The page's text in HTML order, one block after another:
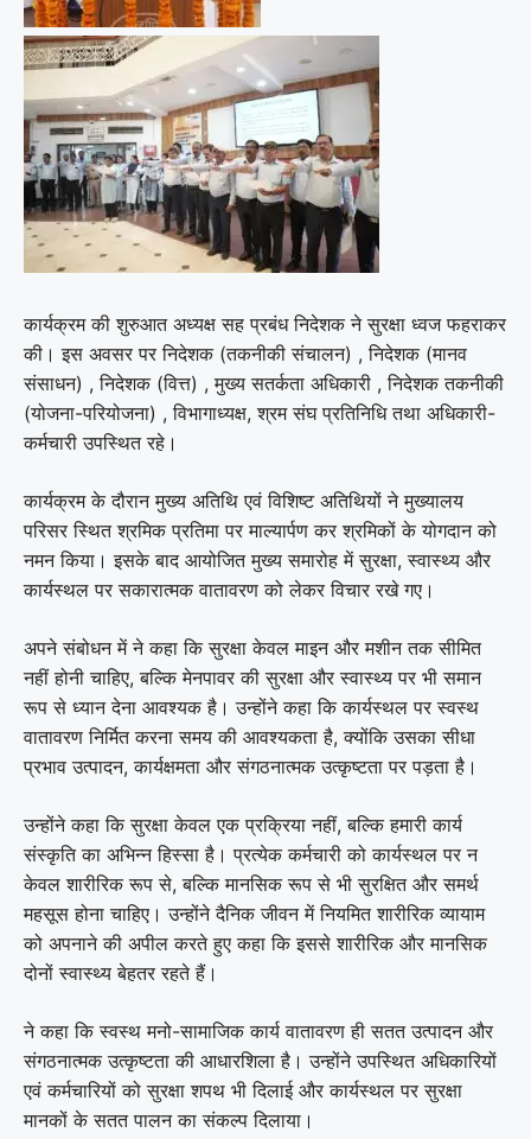
कार्यक्रम की शुरुआत अध्यक्ष सह प्रबंध निदेशक ने सुरक्षा ध्वज फहराकर
की। इस अवसर पर निदेशक (तकनीकी संचालन) , निदेशक (मानव
संसाधन) , निदेशक (वित्त) , मुख्य सतर्कता अधिकारी , निदेशक तकनीकी
(योजना-परियोजना) , विभागाध्यक्ष, श्रम संघ प्रतिनिधि तथा अधिकारी-
कर्मचारी उपस्थित रहे।
कार्यक्रम के दौरान मुख्य अतिथि एवं विशिष्ट अतिथियों ने मुख्यालय
परिसर स्थित श्रमिक प्रतिमा पर माल्यार्पण कर श्रमिकों के योगदान को
नमन किया। इसके बाद आयोजित मुख्य समारोह में सुरक्षा, स्वास्थ्य और
कार्यस्थल पर सकारात्मक वातावरण को लेकर विचार रखे गए।
अपने संबोधन में ने कहा कि सुरक्षा केवल माइन और मशीन तक सीमित
नहीं होनी चाहिए, बल्कि मेनपावर की सुरक्षा और स्वास्थ्य पर भी समान
रूप से ध्यान देना आवश्यक है। उन्होंने कहा कि कार्यस्थल पर स्वस्थ
वातावरण निर्मित करना समय की आवश्यकता है, क्योंकि उसका सीधा
प्रभाव उत्पादन, कार्यक्षमता और संगठनात्मक उत्कृष्टता पर पड़ता है।
उन्होंने कहा कि सुरक्षा केवल एक प्रक्रिया नहीं, बल्कि हमारी कार्य
संस्कृति का अभिन्न हिस्सा है। प्रत्येक कर्मचारी को कार्यस्थल पर न
केवल शारीरिक रूप से, बल्कि मानसिक रूप से भी सुरक्षित और समर्थ
महसूस होना चाहिए। उन्होंने दैनिक जीवन में नियमित शारीरिक व्यायाम
को अपनाने की अपील करते हुए कहा कि इससे शारीरिक और मानसिक
दोनों स्वास्थ्य बेहतर रहते हैं।
ने कहा कि स्वस्थ मनो-सामाजिक कार्य वातावरण ही सतत उत्पादन और
संगठनात्मक उत्कृष्टता की आधारशिला है। उन्होंने उपस्थित अधिकारियों
एवं कर्मचारियों को सुरक्षा शपथ भी दिलाई और कार्यस्थल पर सुरक्षा
मानकों के सतत पालन का संकल्प दिलाया।